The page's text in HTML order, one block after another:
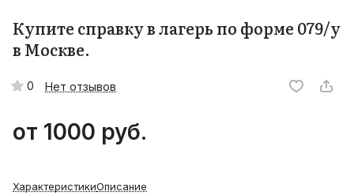
Купите справку в лагерь по форме 079/у
в Москве.
0 Нет отзывов
от 1000 руб.
ХарактеристикиОписание